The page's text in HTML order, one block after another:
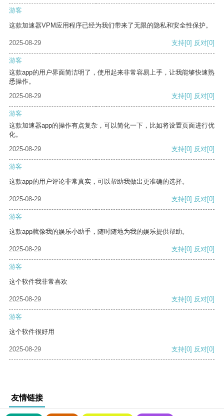
游客
这款加速器VPM应用程序已经为我们带来了无限的隐私和安全性保护。
2025-08-29 支持[0] 反对[0]
游客
这款app的用户界面简洁明了，使用起来非常容易上手，让我能够快速熟
悉操作。
2025-08-29
支持[0] 反对[0]
游客
这款加速器app的操作有点复杂，可以简化一下，比如将设置页面进行优
化。
2025-08-29
支持[0] 反对[0]
游客
这款app的用户评论非常真实，可以帮助我做出更准确的选择。
2025-08-29 支持[0] 反对[0]
游客
这款app就像我的娱乐小助手，随时随地为我的娱乐提供帮助。
2025-08-29 支持[0] 反对[0]
游客
这个软件我非常喜欢
2025-08-29 支持[0] 反对[0]
游客
这个软件很好用
2025-08-29 支持[0] 反对[0]
友情链接